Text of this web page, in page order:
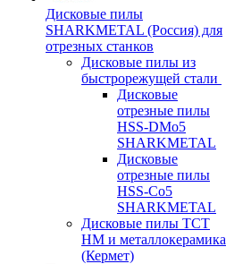
Дисковые пилы
SHARKMETAL (Россия) для
отрезных станков
Дисковые пилы из
быстрорежущей стали
Дисковые
отрезные пилы
HSS-DMo5
SHARKMETAL
Дисковые
отрезные пилы
HSS-Co5
SHARKMETAL
Дисковые пилы ТСТ
НМ и металлокерамика
(Кермет)